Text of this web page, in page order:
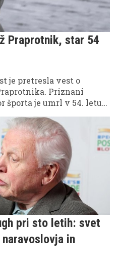
Praprotnik, star 54
je pretresla vest o
Priznani
športa je umrl v 54. letu
pri sto letih: svet
in